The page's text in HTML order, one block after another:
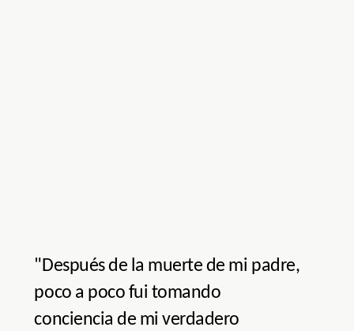
"Después de la muerte de mi padre,
poco a poco fui tomando
conciencia de mi verdadero